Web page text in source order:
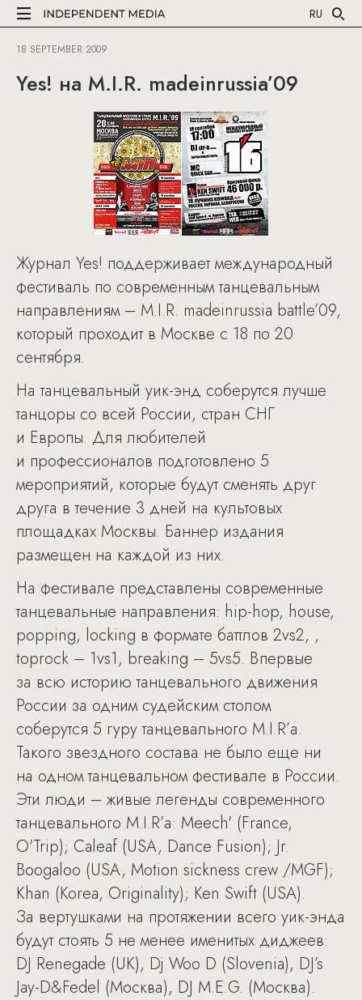
RU
18 SEPTEMBER 2009
Yes! на M.I.R. madeinrussia’09
Журнал Yes! поддерживает международный
фестиваль по современным танцевальным
направлениям – M.I.R. madeinrussia battle’09,
который проходит в Москве с 18 по 20
сентября.
На танцевальный уик-энд соберутся лучше
танцоры со всей России, стран СНГ
и Европы. Для любителей
и профессионалов подготовлено 5
мероприятий, которые будут сменять друг
друга в течение 3 дней на культовых
площадках Москвы. Баннер издания
размещен на каждой из них.
На фестивале представлены современные
танцевальные направления: hip-hop, house,
popping, locking в формате баттлов 2vs2, ,
toprock – 1vs1, breaking – 5vs5. Впервые
за всю историю танцевального движения
России за одним судейским столом
соберутся 5 гуру танцевального M.I.R’а.
Такого звездного состава не было еще ни
на одном танцевальном фестивале в России.
Эти люди – живые легенды современного
танцевального M.I.R’а: Meech' (France,
O'Trip); Caleaf (USA, Dance Fusion); Jr.
Boogaloo (USA, Motion sickness crew /MGF);
Khan (Korea, Originality); Ken Swift (USA).
За вертушками на протяжении всего уик-энда
будут стоять 5 не менее именитых диджеев:
DJ Renegade (UK), Dj Woo D (Slovenia), DJ’s
Jay-D&Fedel (Москва), DJ M.E.G. (Москва).